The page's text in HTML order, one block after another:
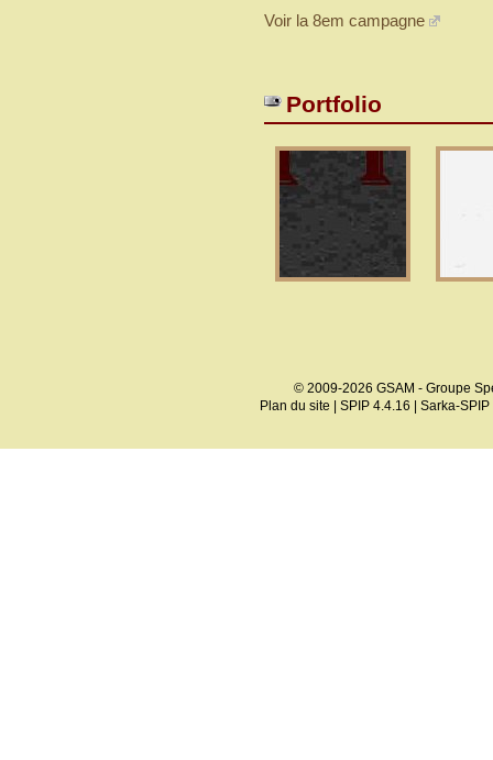
Voir la 8em campagne
Portfolio
© 2009-2026 GSAM - Groupe
Plan du site | SPIP 4.4.16 | Sarka-SPIP